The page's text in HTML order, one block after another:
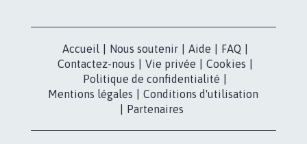
Accueil Nous soutenir Aide FAQ
Contactez-nous
Vie privée Cookies
Politique de confidentialité
Mentions légales
Conditions d'utilisation
Partenaires